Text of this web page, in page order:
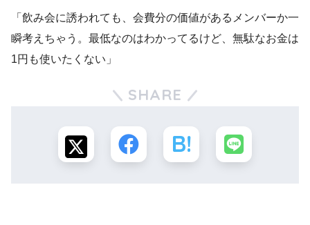
「飲み会に誘われても、会費分の価値があるメンバーか一
瞬考えちゃう。最低なのはわかってるけど、無駄なお金は
1円も使いたくない」
SHARE